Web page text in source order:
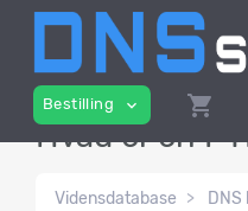
Bestilling expand_more shopping_cart
Hvad er en
Vidensdatabase DNS